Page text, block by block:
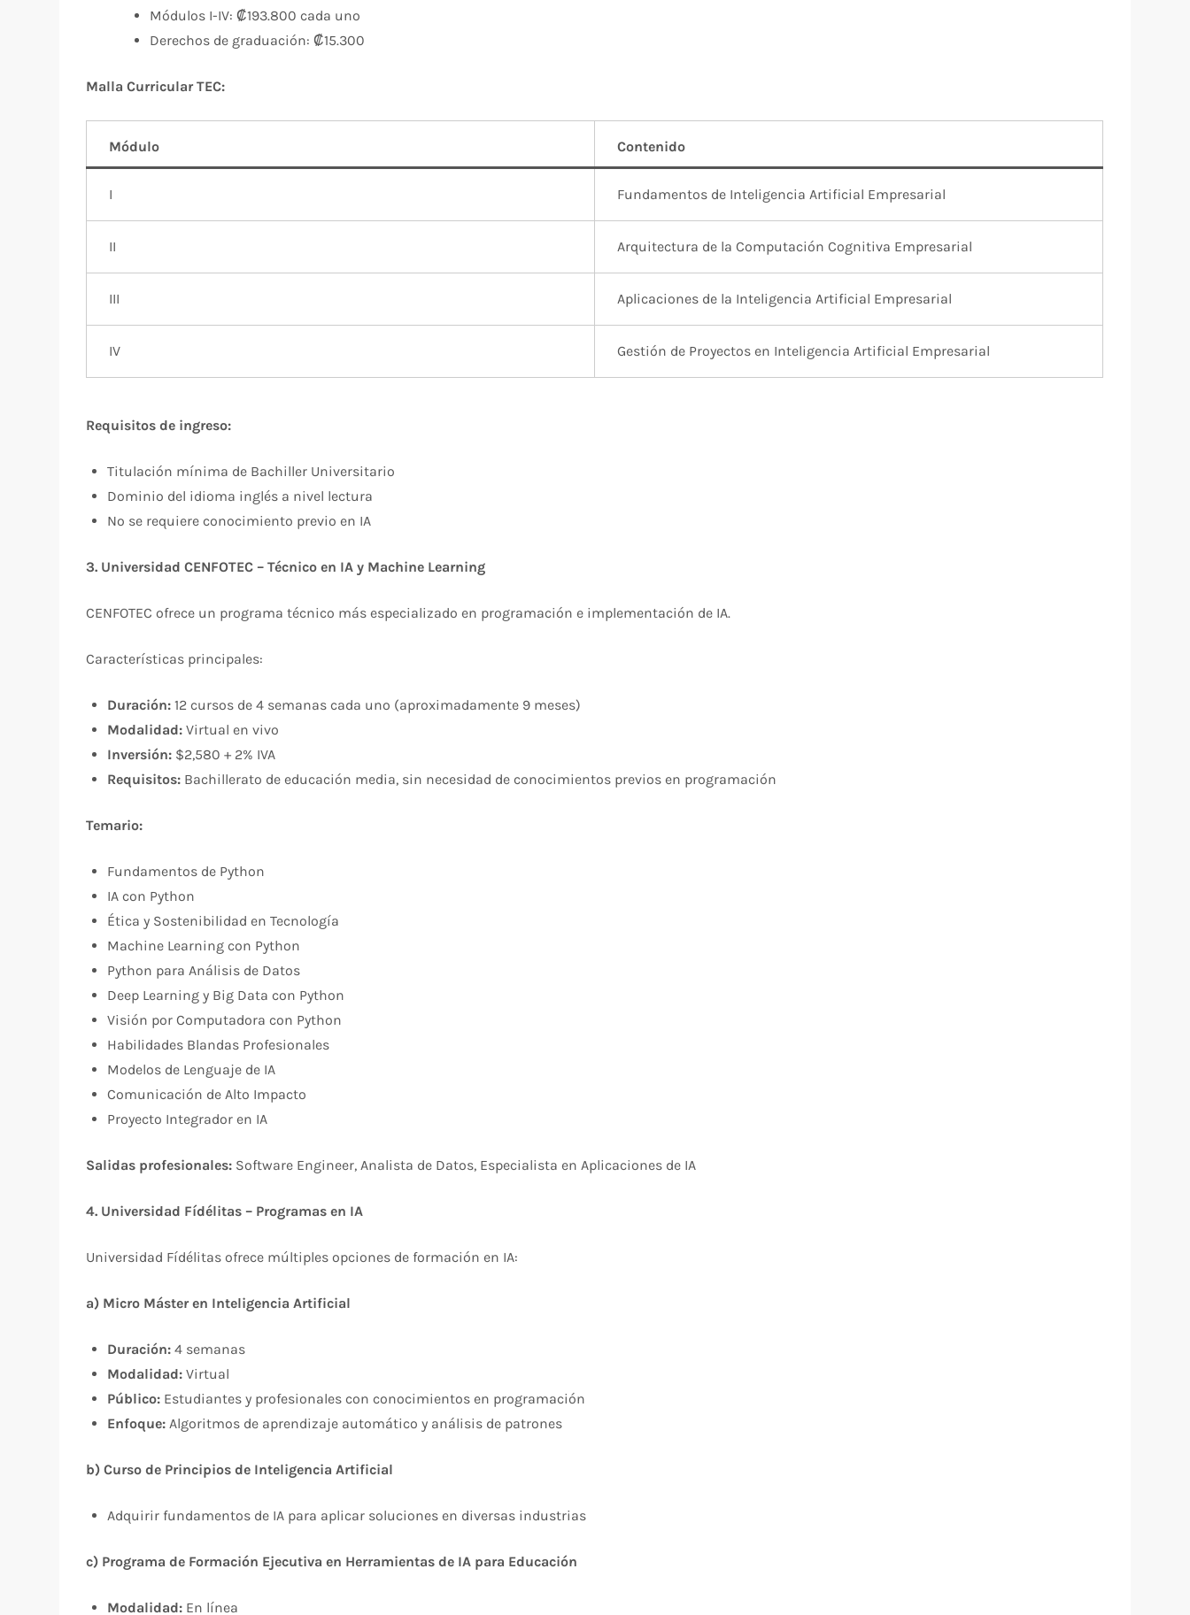
Módulos I-IV: ₡193.800 cada uno
Derechos de graduación: ₡15.300
Malla Curricular TEC:
Módulo Contenido
I Fundamentos de Inteligencia Artificial Empresarial
II Arquitectura de la Computación Cognitiva Empresarial
III Aplicaciones de la Inteligencia Artificial Empresarial
IV Gestión de Proyectos en Inteligencia Artificial Empresarial
Requisitos de ingreso:
Titulación mínima de Bachiller Universitario
Dominio del idioma inglés a nivel lectura
No se requiere conocimiento previo en IA
3. Universidad CENFOTEC – Técnico en IA y Machine Learning
CENFOTEC ofrece un programa técnico más especializado en programación e implementación de IA.​​
Características principales:
Duración: 12 cursos de 4 semanas cada uno (aproximadamente 9 meses)
Modalidad: Virtual en vivo
Inversión: $2,580 + 2% IVA
Requisitos: Bachillerato de educación media, sin necesidad de conocimientos previos en programación
Temario:
Fundamentos de Python
IA con Python
Ética y Sostenibilidad en Tecnología
Machine Learning con Python
Python para Análisis de Datos
Deep Learning y Big Data con Python
Visión por Computadora con Python
Habilidades Blandas Profesionales
Modelos de Lenguaje de IA
Comunicación de Alto Impacto
Proyecto Integrador en IA
Salidas profesionales: Software Engineer, Analista de Datos, Especialista en Aplicaciones de IA
4. Universidad Fídélitas – Programas en IA
Universidad Fídélitas ofrece múltiples opciones de formación en IA:​
a) Micro Máster en Inteligencia Artificial
Duración: 4 semanas
Modalidad: Virtual
Público: Estudiantes y profesionales con conocimientos en programación
Enfoque: Algoritmos de aprendizaje automático y análisis de patrones
b) Curso de Principios de Inteligencia Artificial
Adquirir fundamentos de IA para aplicar soluciones en diversas industrias
c) Programa de Formación Ejecutiva en Herramientas de IA para Educación
Modalidad: En línea